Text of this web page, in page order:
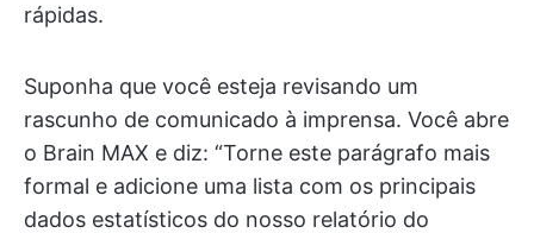
rápidas.
Suponha que você esteja revisando um
rascunho de comunicado à imprensa. Você abre
o Brain MAX e diz: “Torne este parágrafo mais
formal e adicione uma lista com os principais
dados estatísticos do nosso relatório do